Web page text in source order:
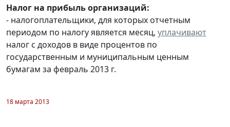
Налог на прибыль организаций:
- налогоплательщики, для которых отчетным
периодом по налогу является месяц, уплачивают
налог с доходов в виде процентов по
государственным и муниципальным ценным
бумагам за февраль 2013 г.
18 марта 2013